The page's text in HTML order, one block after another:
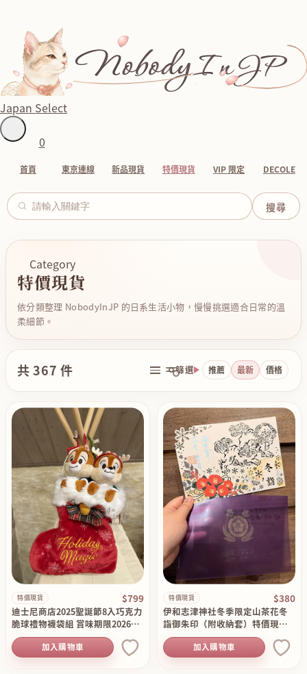
Japan Select
0
首頁 東京連線 新品現貨 特價現貨 VIP 限定 DECOLE
Category
特價現貨
依分類整理 NobodyInJP 的日系生活小物，慢慢挑選適合日常的溫
柔細節。
共 367 件 篩選 推薦 最新 價格
特價現貨 $799
迪士尼商店2025聖誕節8入巧克力
脆球禮物襪袋組 賞味期限2026／
04／19現貨 特價原價990
加入購物車
特價現貨 $380
伊和志津神社冬季限定山茶花冬
詣御朱印（附收納套）特價現貨
原價480
加入購物車